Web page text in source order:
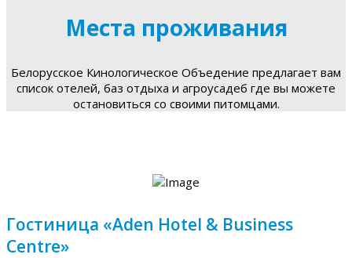
Места проживания
Белорусское Кинологическое Объедение предлагает вам
список отелей, баз отдыха и агроусадеб где вы можете
остановиться со своими питомцами.
Гостиница «Aden Hotel & Business
Centre»